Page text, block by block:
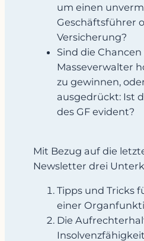
um einen
Geschäftsführer
Versicherung?
Sind die
Masseverwalter
zu gewinnen,
ausgedrückt: Ist
des GF evident?
Mit Bezug auf die
Newsletter drei
Tipps und Tricks
einer
Die